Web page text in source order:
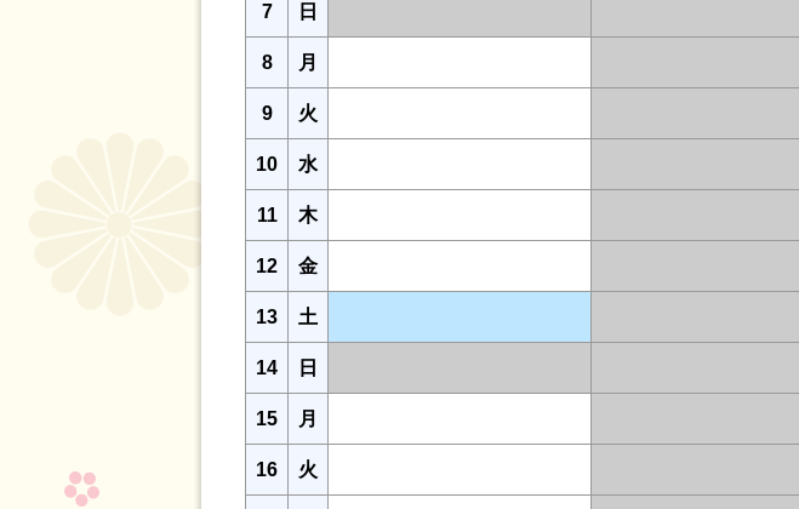
7 日
8 月
9 火
10 水
11 木
12 金
13 土
14 日
15 月
16 火